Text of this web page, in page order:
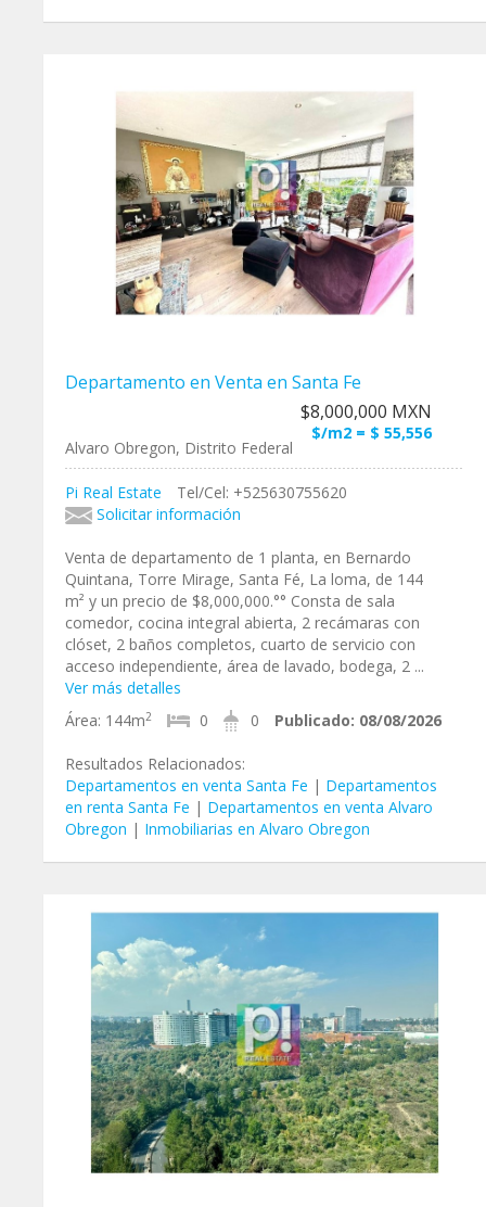
Departamento en Venta en Santa Fe
$8,000,000 MXN
$/m2 = $ 55,556
Alvaro Obregon, Distrito Federal
Pi Real Estate
Tel/Cel: +525630755620
Solicitar información
Venta de departamento de 1 planta, en Bernardo
Quintana, Torre Mirage, Santa Fé, La loma, de 144
m² y un precio de $8,000,000.°° Consta de sala
comedor, cocina integral abierta, 2 recámaras con
clóset, 2 baños completos, cuarto de servicio con
acceso independiente, área de lavado, bodega, 2 ...
Ver más detalles
Área: 144m2 0 0 Publicado: 08/08/2026
Resultados Relacionados:
Departamentos en venta Santa Fe | Departamentos
en renta Santa Fe | Departamentos en venta Alvaro
Obregon | Inmobiliarias en Alvaro Obregon